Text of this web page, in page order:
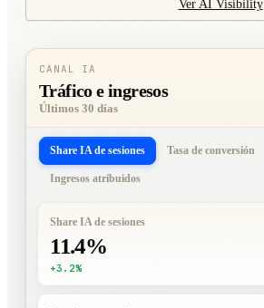
Ver AI Visibility
CANAL IA
Tráfico e ingresos
Últimos 30 días
Share IA de sesiones Tasa de conversión
Ingresos atribuidos
Share IA de sesiones
11.4%
+3.2%